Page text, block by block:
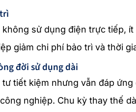
sử dụng điện trực tiếp,
giảm chi phí bảo trì và thời
đời sử dụng dài
tiết kiệm nhưng vẫn đáp
nghiệp. Chu kỳ thay thế